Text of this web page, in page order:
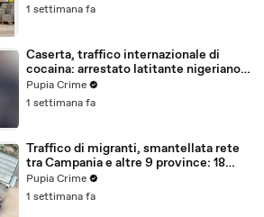
1 settimana fa
Caserta, traffico internazionale di
cocaina: arrestato latitante nigeriano
ricercato dal 2019 (28.07.26)
Pupia Crime
1 settimana fa
Traffico di migranti, smantellata rete
tra Campania e altre 9 province: 18
arresti (27.07.26)
Pupia Crime
1 settimana fa